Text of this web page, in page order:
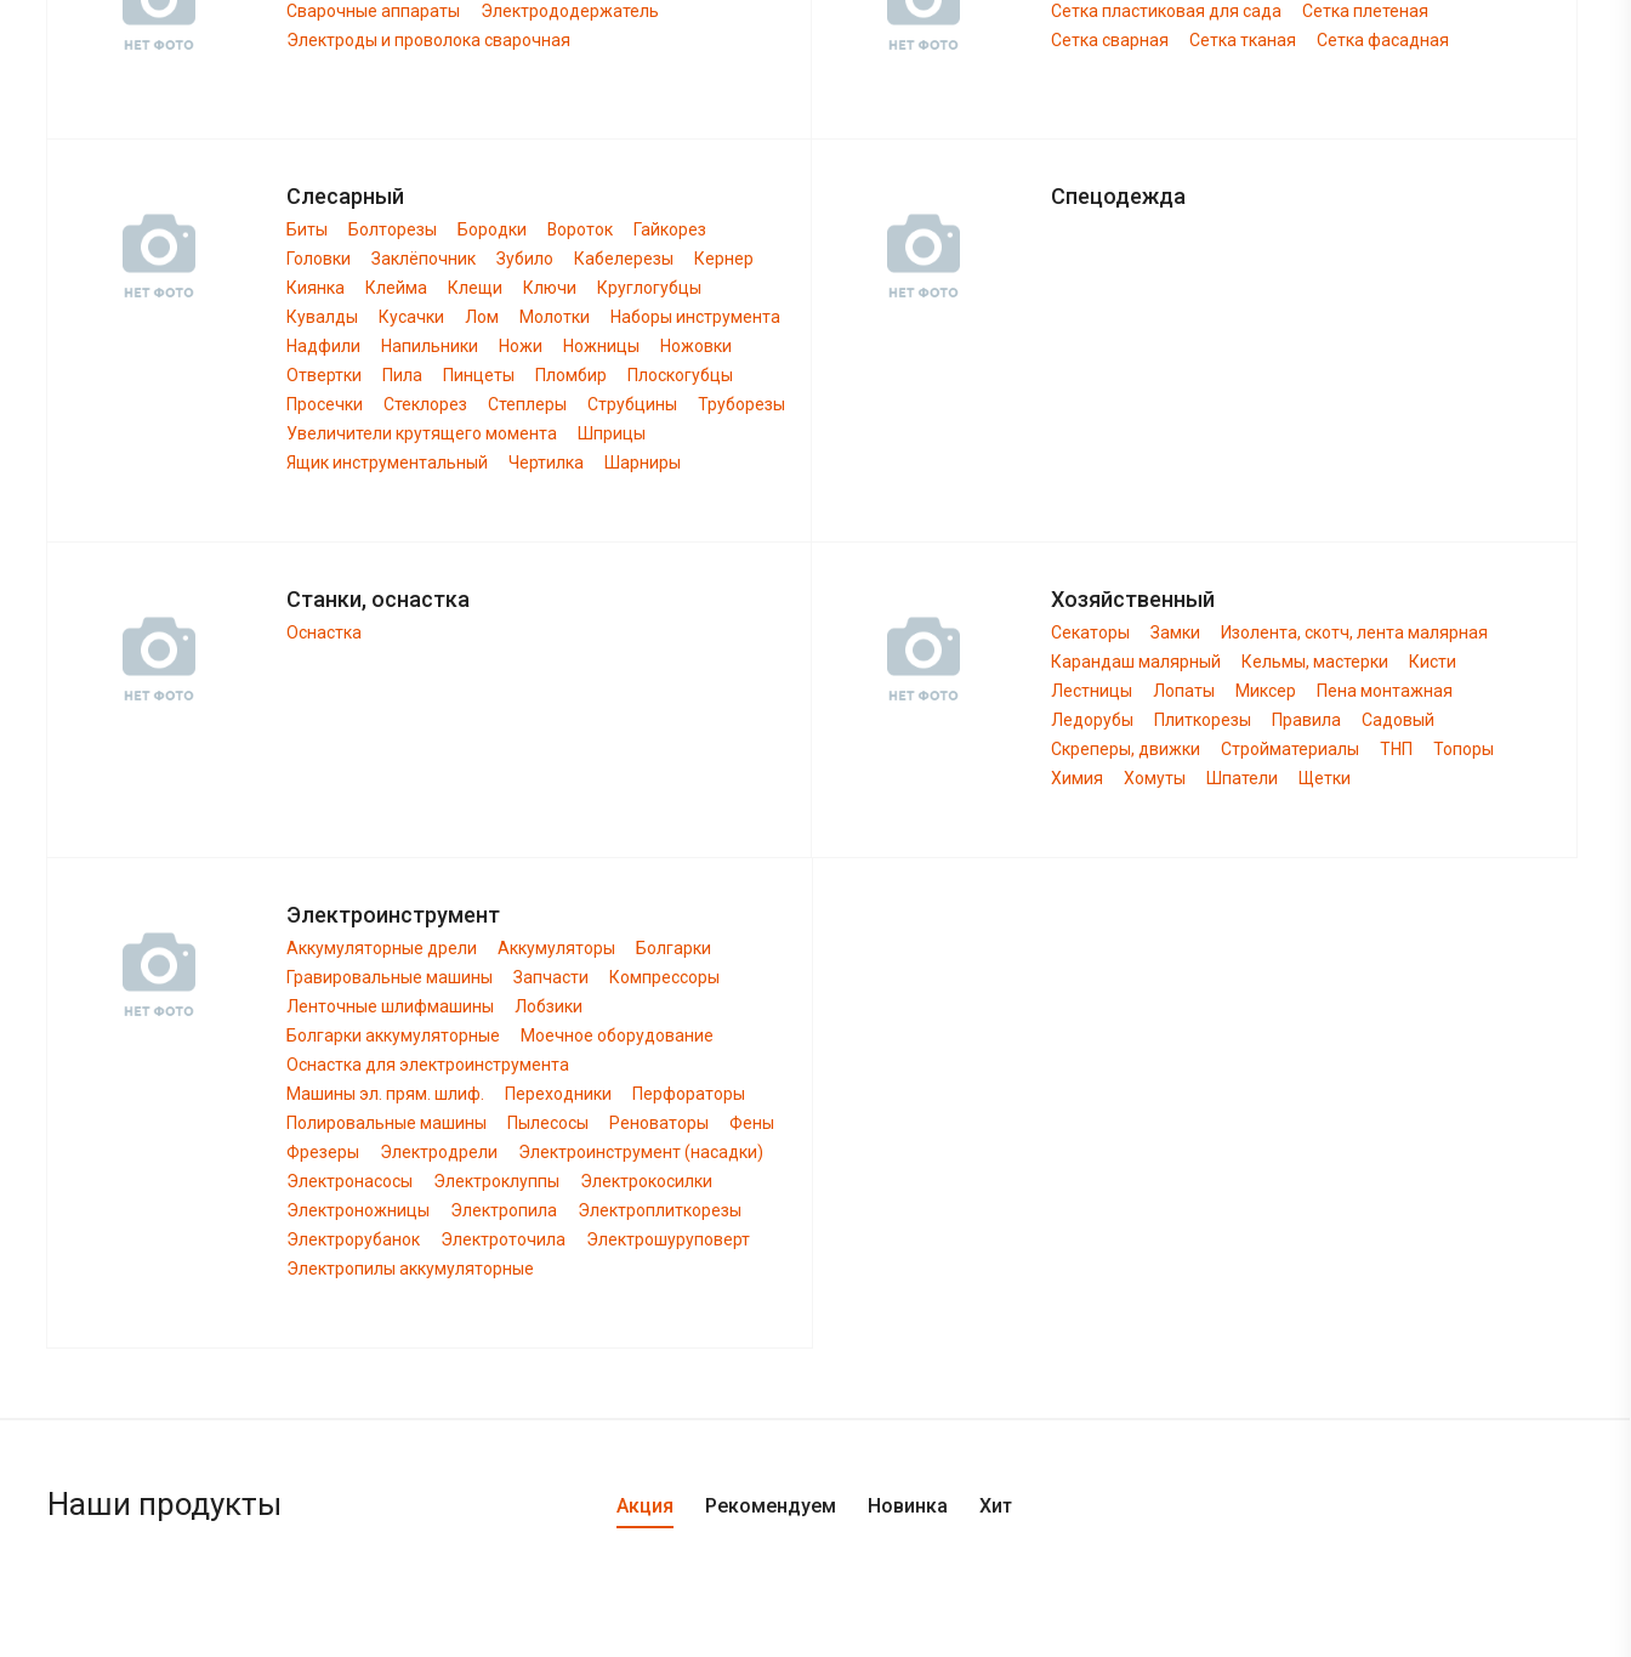
Сварочные аппараты
Электрододержатель
Электроды и проволока сварочная
Сетка пластиковая для сада
Сетка плетеная
Сетка сварная
Сетка тканая Сетка фасадная
Слесарный
Биты Болторезы Бородки Вороток
Гайкорез
Головки
Заклёпочник Зубило Кабелерезы
Кернер
Киянка
Клейма Клещи Ключи
Круглогубцы
Кувалды
Кусачки Лом Молотки
Наборы инструмента
Надфили
Напильники Ножи Ножницы
Ножовки
Отвертки
Пила Пинцеты Пломбир
Плоскогубцы
Просечки
Стеклорез Степлеры Струбцины
Труборезы
Увеличители крутящего момента
Шприцы
Ящик инструментальный
Чертилка Шарниры
Спецодежда
Станки, оснастка
Оснастка
Хозяйственный
Секаторы Замки
Изолента, скотч, лента малярная
Карандаш малярный
Кельмы, мастерки
Кисти
Лестницы
Лопаты Миксер
Пена монтажная
Ледорубы
Плиткорезы Правила
Садовый
Скреперы, движки
Стройматериалы ТНП
Топоры
Химия
Хомуты Шпатели Щетки
Электроинструмент
Аккумуляторные дрели Аккумуляторы
Болгарки
Гравировальные машины
Запчасти
Компрессоры
Ленточные шлифмашины
Лобзики
Болгарки аккумуляторные
Моечное оборудование
Оснастка для электроинструмента
Машины эл. прям. шлиф.
Переходники
Перфораторы
Полировальные машины
Пылесосы Реноваторы
Фены
Фрезеры
Электродрели
Электроинструмент (насадки)
Электронасосы
Электроклуппы
Электрокосилки
Электроножницы
Электропила
Электроплиткорезы
Электрорубанок
Электроточила
Электрошуруповерт
Электропилы аккумуляторные
Наши продукты Акция Рекомендуем Новинка Хит